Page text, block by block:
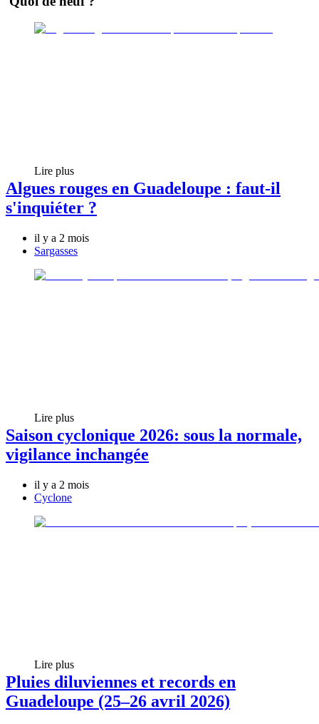
Lire plus
Algues rouges en Guadeloupe : faut-il
s'inquiéter ?
il y a 2 mois
Sargasses
Lire plus
Saison cyclonique 2026: sous la normale,
vigilance inchangée
il y a 2 mois
Cyclone
Lire plus
Pluies diluviennes et records en
Guadeloupe (25–26 avril 2026)